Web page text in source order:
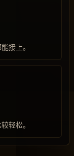
接上。
轻松。